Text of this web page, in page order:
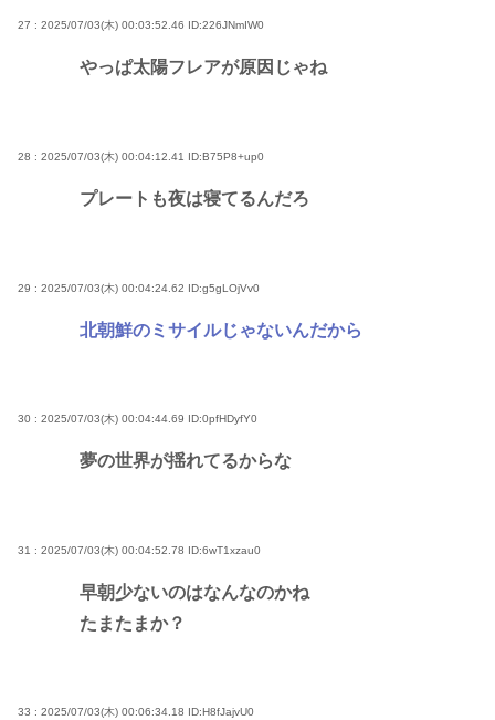
27 : 2025/07/03(木) 00:03:52.46 ID:226JNmIW0
やっぱ太陽フレアが原因じゃね
28 : 2025/07/03(木) 00:04:12.41 ID:B75P8+up0
プレートも夜は寝てるんだろ
29 : 2025/07/03(木) 00:04:24.62 ID:g5gLOjVv0
北朝鮮のミサイルじゃないんだから
30 : 2025/07/03(木) 00:04:44.69 ID:0pfHDyfY0
夢の世界が揺れてるからな
31 : 2025/07/03(木) 00:04:52.78 ID:6wT1xzau0
早朝少ないのはなんなのかね
たまたまか？
33 : 2025/07/03(木) 00:06:34.18 ID:H8fJajvU0